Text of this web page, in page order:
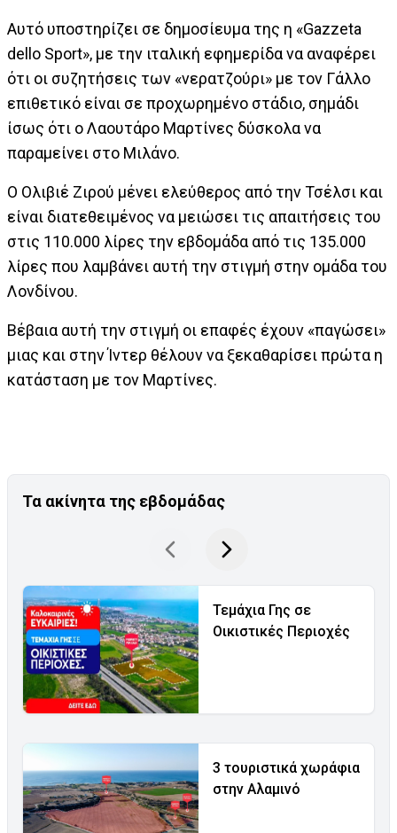
Αυτό υποστηρίζει σε δημοσίευμα της η «Gazzeta
dello Sport», με την ιταλική εφημερίδα να αναφέρει
ότι οι συζητήσεις των «νερατζούρι» με τον Γάλλο
επιθετικό είναι σε προχωρημένο στάδιο, σημάδι
ίσως ότι ο Λαουτάρο Μαρτίνες δύσκολα να
παραμείνει στο Μιλάνο.
Ο Ολιβιέ Ζιρού μένει ελεύθερος από την Τσέλσι και
είναι διατεθειμένος να μειώσει τις απαιτήσεις του
στις 110.000 λίρες την εβδομάδα από τις 135.000
λίρες που λαμβάνει αυτή την στιγμή στην ομάδα του
Λονδίνου.
Βέβαια αυτή την στιγμή οι επαφές έχουν «παγώσει»
μιας και στην Ίντερ θέλουν να ξεκαθαρίσει πρώτα η
κατάσταση με τον Μαρτίνες.
Τα ακίνητα της εβδομάδας
Τεμάχια Γης σε
Οικιστικές Περιοχές
3 τουριστικά χωράφια
στην Αλαμινό